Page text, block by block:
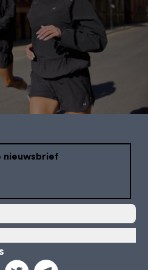
nieuwsbrief